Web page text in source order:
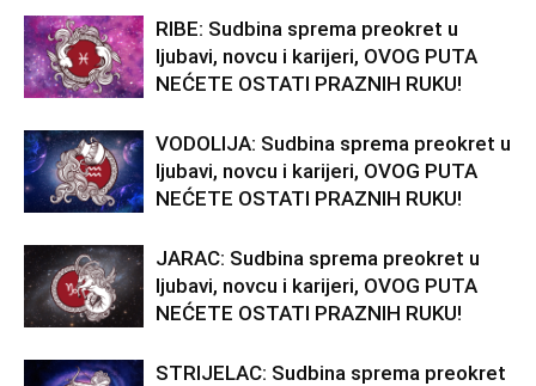
RIBE: Sudbina sprema preokret u
ljubavi, novcu i karijeri, OVOG PUTA
NEĆETE OSTATI PRAZNIH RUKU!
VODOLIJA: Sudbina sprema preokret u
ljubavi, novcu i karijeri, OVOG PUTA
NEĆETE OSTATI PRAZNIH RUKU!
JARAC: Sudbina sprema preokret u
ljubavi, novcu i karijeri, OVOG PUTA
NEĆETE OSTATI PRAZNIH RUKU!
STRIJELAC: Sudbina sprema preokret